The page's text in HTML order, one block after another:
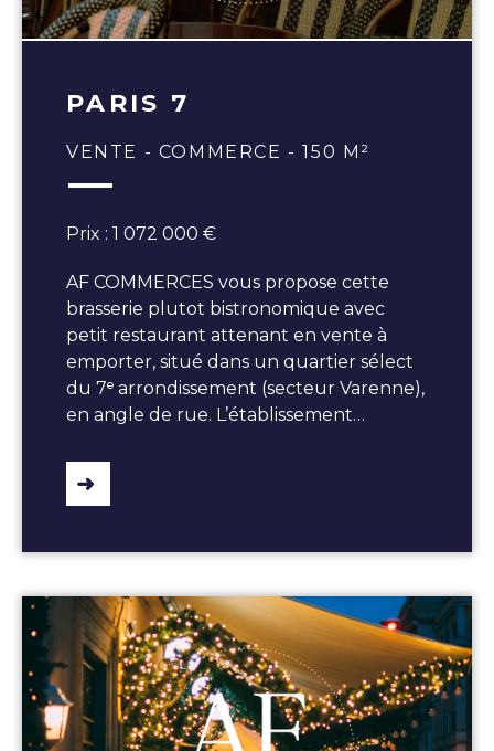
PARIS 7
VENTE - COMMERCE - 150 M²
Prix : 1 072 000 €
AF COMMERCES vous propose cette
brasserie plutot bistronomique avec
petit restaurant attenant en vente à
emporter, situé dans un quartier sélect
du 7ᵉ arrondissement (secteur Varenne),
en angle de rue. L’établissement…